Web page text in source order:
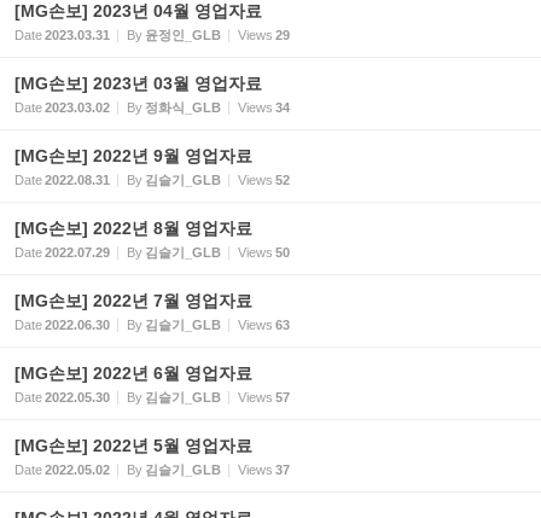
[MG손보] 2023년 04월 영업자료
Date2023.03.31 By 윤정인_GLB Views 29
[MG손보] 2023년 03월 영업자료
Date2023.03.02 By 정화식_GLB Views 34
[MG손보] 2022년 9월 영업자료
Date2022.08.31 By 김슬기_GLB Views 52
[MG손보] 2022년 8월 영업자료
Date2022.07.29 By 김슬기_GLB Views 50
[MG손보] 2022년 7월 영업자료
Date2022.06.30 By 김슬기_GLB Views 63
[MG손보] 2022년 6월 영업자료
Date2022.05.30 By 김슬기_GLB Views 57
[MG손보] 2022년 5월 영업자료
Date2022.05.02 By 김슬기_GLB Views 37